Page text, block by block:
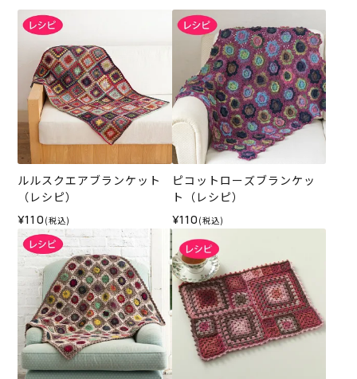
ルルスクエアブランケット
（レシピ）
¥110 (税込)
ピコットローズブランケッ
ト（レシピ）
¥110 (税込)